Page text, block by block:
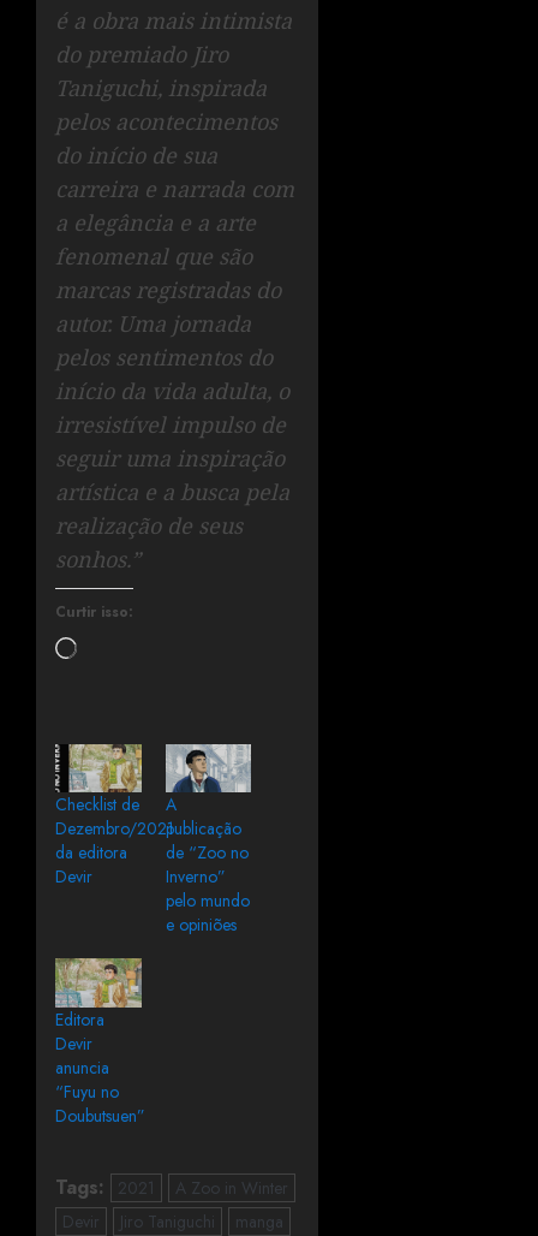
é a obra mais intimista
do premiado Jiro
Taniguchi, inspirada
pelos acontecimentos
do início de sua
carreira e narrada com
a elegância e a arte
fenomenal que são
marcas registradas do
autor. Uma jornada
pelos sentimentos do
início da vida adulta, o
irresistível impulso de
seguir uma inspiração
artística e a busca pela
realização de seus
sonhos.”
Curtir isso:
Checklist de
Dezembro/2021
da editora
Devir
A
publicação
de “Zoo no
Inverno”
pelo mundo
e opiniões
Editora
Devir
anuncia
“Fuyu no
Doubutsuen”
Tags: 2021
A Zoo in Winter
Devir
Jiro Taniguchi
manga